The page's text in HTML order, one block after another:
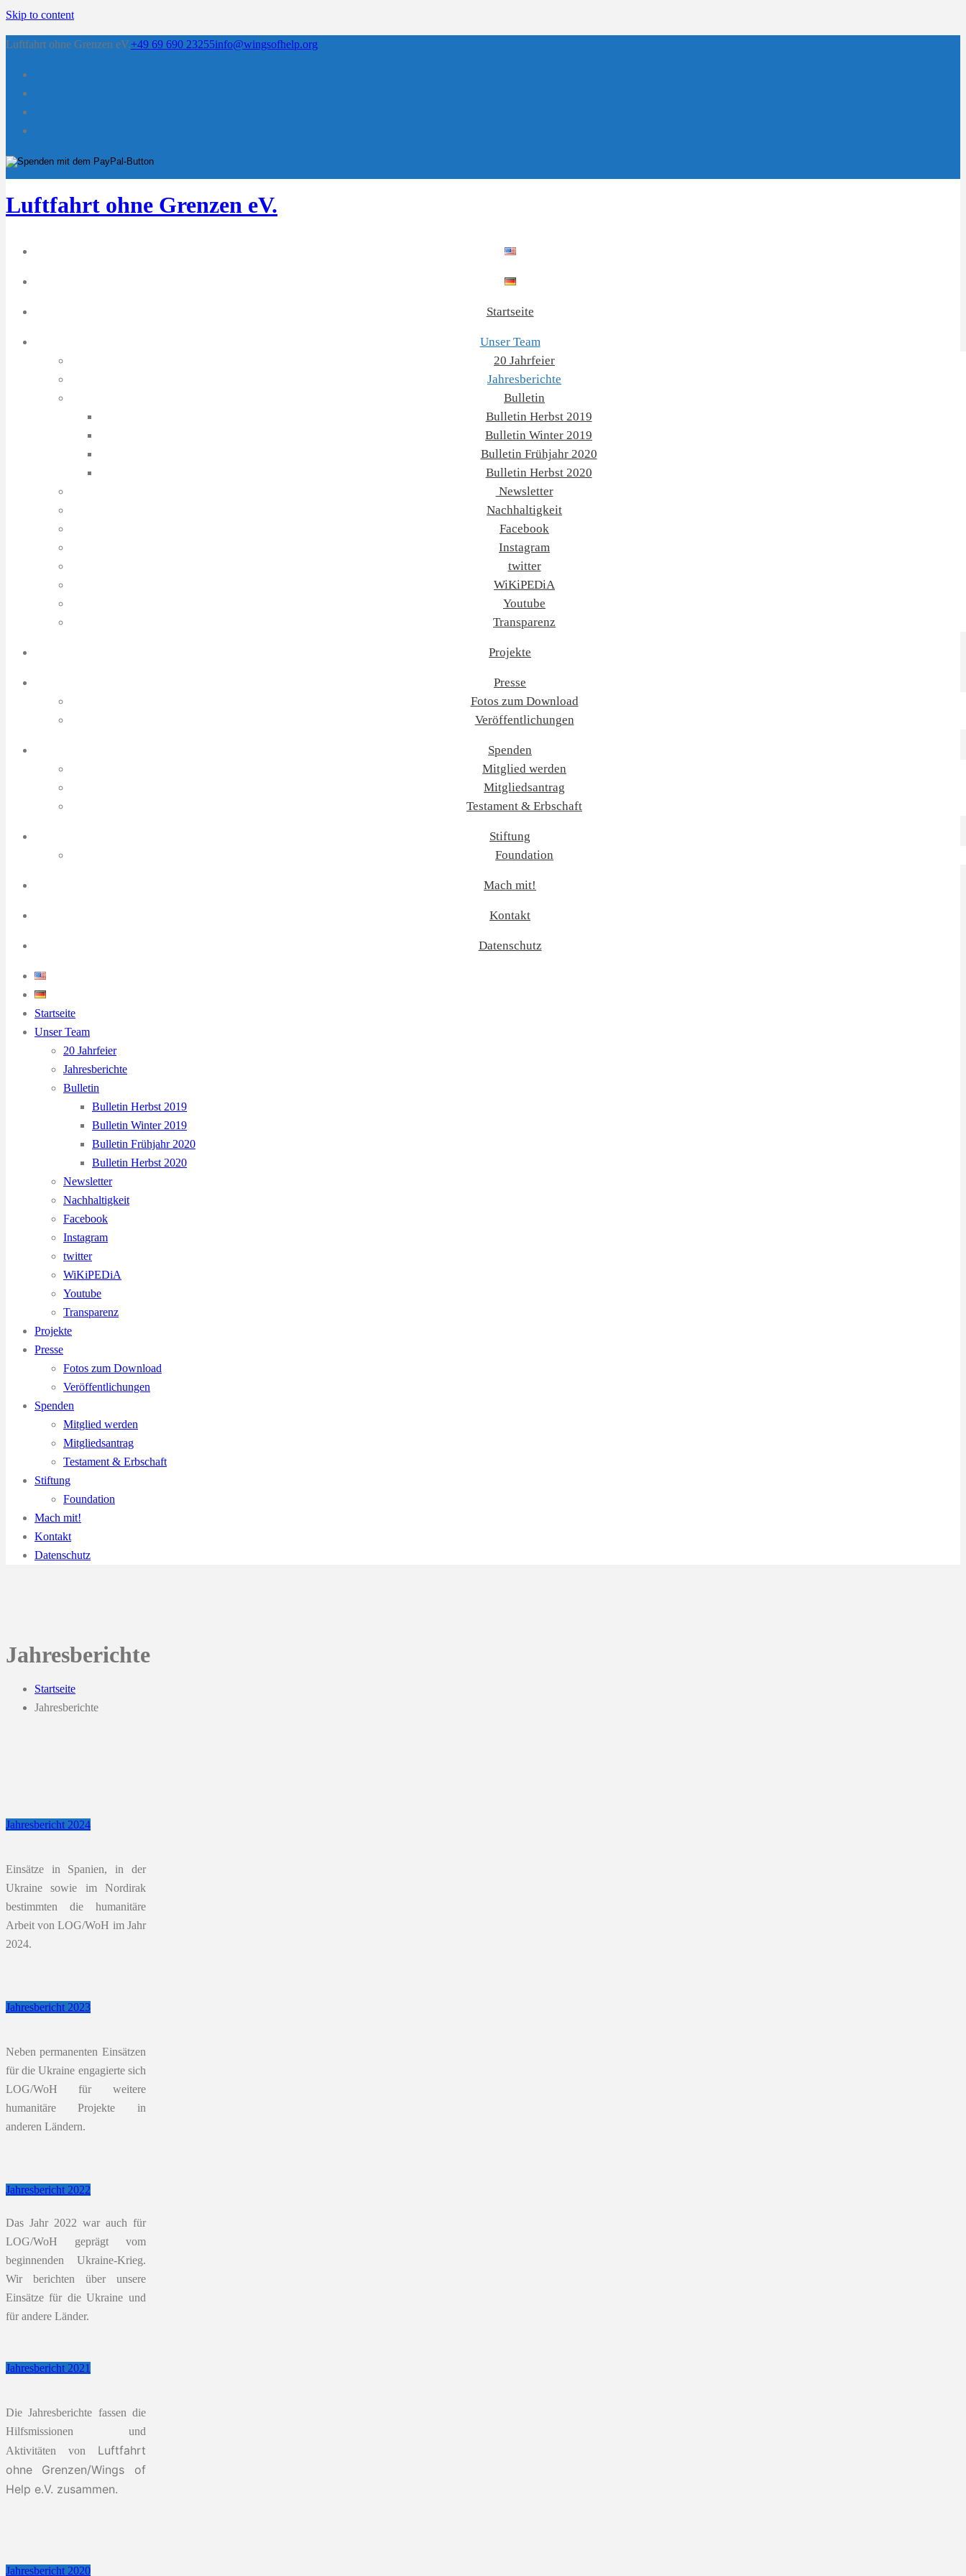
Skip to content
Luftfahrt ohne Grenzen eV.+49 69 690 23255info@wingsofhelp.org
Luftfahrt ohne Grenzen eV.
Startseite
Unser Team
20 Jahrfeier
Jahresberichte
Bulletin
Bulletin Herbst 2019
Bulletin Winter 2019
Bulletin Frühjahr 2020
Bulletin Herbst 2020
Newsletter
Nachhaltigkeit
Facebook
Instagram
twitter
WiKiPEDiA
Youtube
Transparenz
Projekte
Presse
Fotos zum Download
Veröffentlichungen
Spenden
Mitglied werden
Mitgliedsantrag
Testament & Erbschaft
Stiftung
Foundation
Mach mit!
Kontakt
Datenschutz
Startseite
Unser Team
20 Jahrfeier
Jahresberichte
Bulletin
Bulletin Herbst 2019
Bulletin Winter 2019
Bulletin Frühjahr 2020
Bulletin Herbst 2020
Newsletter
Nachhaltigkeit
Facebook
Instagram
twitter
WiKiPEDiA
Youtube
Transparenz
Projekte
Presse
Fotos zum Download
Veröffentlichungen
Spenden
Mitglied werden
Mitgliedsantrag
Testament & Erbschaft
Stiftung
Foundation
Mach mit!
Kontakt
Datenschutz
Jahresberichte
Startseite
Jahresberichte
Jahresbericht 2024
Einsätze in Spanien, in der
Ukraine sowie im Nordirak
bestimmten die humanitäre
Arbeit von LOG/WoH im Jahr
2024.
Jahresbericht 2023
Neben permanenten Einsätzen
für die Ukraine engagierte sich
LOG/WoH für weitere
humanitäre Projekte in
anderen Ländern.
Jahresbericht 2022
Das Jahr 2022 war auch für
LOG/WoH geprägt vom
beginnenden Ukraine-Krieg.
Wir berichten über unsere
Einsätze für die Ukraine und
für andere Länder.
Jahresbericht 2021
Die Jahresberichte fassen die
Hilfsmissionen und
Aktivitäten von Luftfahrt
ohne Grenzen/Wings of
Help e.V. zusammen.
Jahresbericht 2020